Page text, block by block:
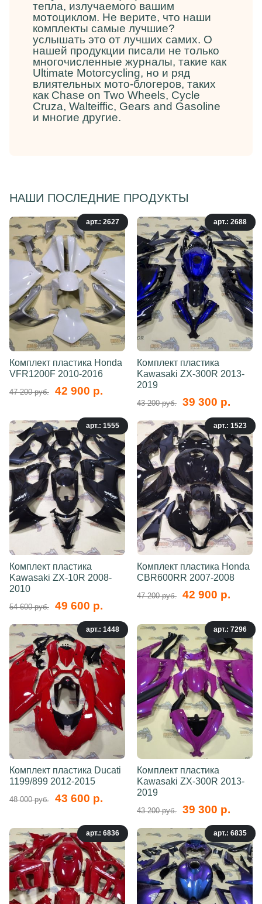
тепла, излучаемого вашим
мотоциклом. Не верите, что наши
комплекты самые лучшие?
услышать это от лучших самих. О
нашей продукции писали не только
многочисленные журналы, такие как
Ultimate Motorcycling, но и ряд
влиятельных мото-блогеров, таких
как Chase on Two Wheels, Cycle
Cruza, Walteiffic, Gears and Gasoline
и многие другие.
НАШИ ПОСЛЕДНИЕ ПРОДУКТЫ
арт.: 2627
Комплект пластика Honda
VFR1200F 2010-2016
47 200 руб. 42 900 р.
арт.: 2688
Комплект пластика
Kawasaki ZX-300R 2013-
2019
43 200 руб. 39 300 р.
арт.: 1555
Комплект пластика
Kawasaki ZX-10R 2008-
2010
54 600 руб. 49 600 р.
арт.: 1523
Комплект пластика Honda
CBR600RR 2007-2008
47 200 руб. 42 900 р.
арт.: 1448
Комплект пластика Ducati
1199/899 2012-2015
48 000 руб. 43 600 р.
арт.: 7296
Комплект пластика
Kawasaki ZX-300R 2013-
2019
43 200 руб. 39 300 р.
арт.: 6836 арт.: 6835